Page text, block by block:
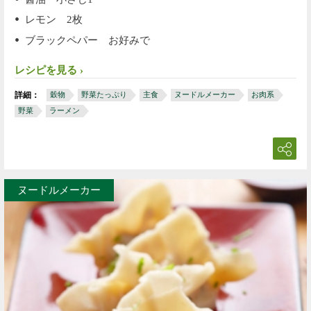
レモン 2枚
ブラックペパー お好みで
レシピを見る
詳細： 穀物 野菜たっぷり 主食 ヌードルメーカー
お肉系
野菜
ラーメン
ヌードルメーカー